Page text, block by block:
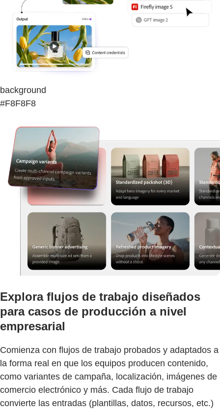
background
#F8F8F8
Explora flujos de trabajo diseñados
para casos de producción a nivel
empresarial
Comienza con flujos de trabajo probados y adaptados a
la forma real en que los equipos producen contenido,
como variantes de campaña, localización, imágenes de
comercio electrónico y más. Cada flujo de trabajo
convierte las entradas (plantillas, datos, recursos, etc.)